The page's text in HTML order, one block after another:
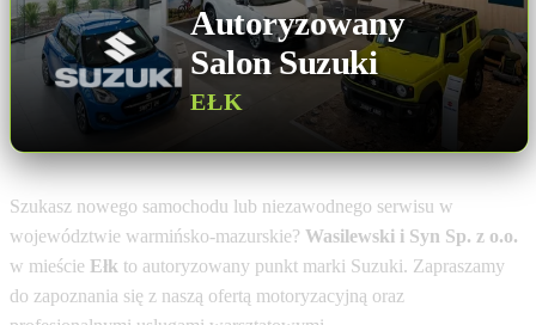
Autoryzowany
Salon Suzuki
EŁK
Szukasz nowego samochodu lub niezawodnego serwisu w
województwie warmińsko-mazurskie? Wasilewski i Syn Sp. z o.o.
w mieście Ełk to autoryzowany punkt marki Suzuki. Zapraszamy
do zapoznania się z naszą ofertą motoryzacyjną oraz